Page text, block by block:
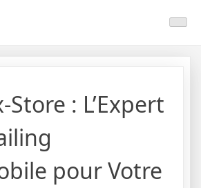
: L’Expert
pour Votre